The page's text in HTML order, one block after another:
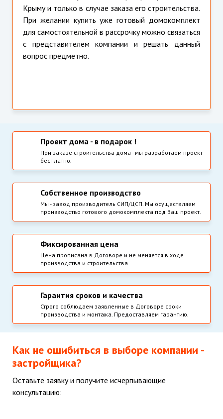
Крыму и только в случае заказа его строительства.
При желании купить уже готовый домокомплект
для самостоятельной в рассрочку можно связаться
с представителем компании и решать данный
вопрос предметно.
Проект дома - в подарок !
При заказе строительства дома - мы разработаем проект
бесплатно.
Собственное производство
Мы - завод производитель СИП/ЦСП. Мы осуществляем
производство готового домокомплекта под Ваш проект.
Фиксированная цена
Цена прописана в Договоре и не меняется в ходе
производства и строительства.
Гарантия сроков и качества
Строго соблюдаем заявленные в Договоре сроки
производства и монтажа. Предоставляем гарантию.
Как не ошибиться в выборе компании -
застройщика?
Оставьте заявку и получите исчерпывающие
консультацию: